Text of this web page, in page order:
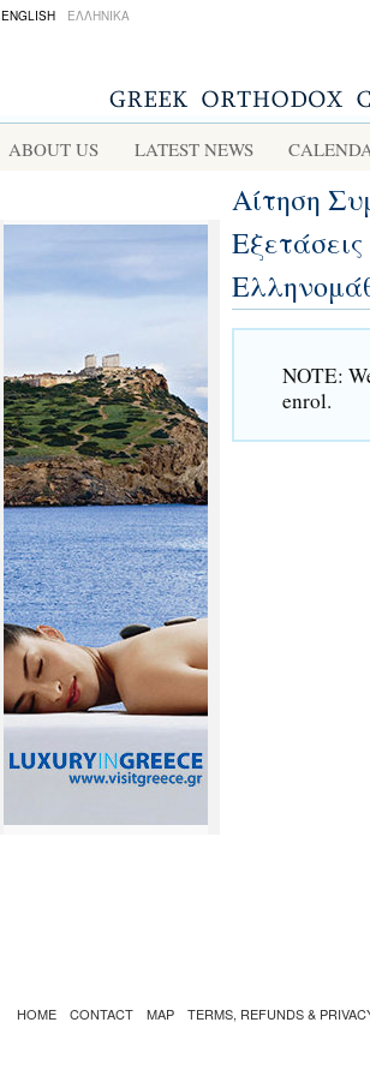
ENGLISH ΕΛΛΗΝΙΚΑ
ABOUT US LATEST NEWS
Αίτηση
NOTE:
enrol.
HOME CONTACT MAP TERMS, REFUNDS &